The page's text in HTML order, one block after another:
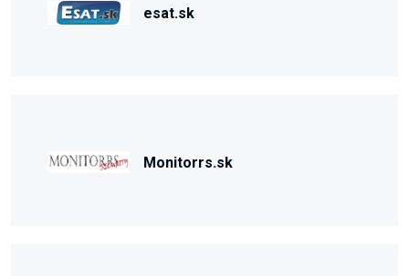
esat.sk
Monitorrs.sk